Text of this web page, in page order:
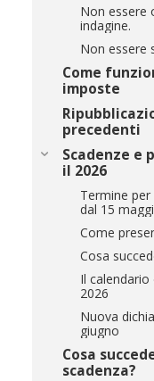
Non essere
indagine.
Non essere
Come
imposte
precedenti
Scadenze e
il 2026
Termine
dal 15
Come
Cosa
Il
2026
Nuova
giugno
Cosa
scadenza?